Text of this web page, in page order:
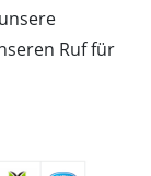
Ruf für